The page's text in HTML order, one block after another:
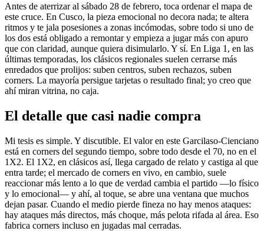
Antes de aterrizar al sábado 28 de febrero, toca ordenar el mapa de
este cruce. En Cusco, la pieza emocional no decora nada; te altera
ritmos y te jala posesiones a zonas incómodas, sobre todo si uno de
los dos está obligado a remontar y empieza a jugar más con apuro
que con claridad, aunque quiera disimularlo. Y sí. En Liga 1, en las
últimas temporadas, los clásicos regionales suelen cerrarse más
enredados que prolijos: suben centros, suben rechazos, suben
corners. La mayoría persigue tarjetas o resultado final; yo creo que
ahí miran vitrina, no caja.
El detalle que casi nadie compra
Mi tesis es simple. Y discutible. El valor en este Garcilaso-Cienciano
está en corners del segundo tiempo, sobre todo desde el 70, no en el
1X2. El 1X2, en clásicos así, llega cargado de relato y castiga al que
entra tarde; el mercado de corners en vivo, en cambio, suele
reaccionar más lento a lo que de verdad cambia el partido —lo físico
y lo emocional— y ahí, al toque, se abre una ventana que muchos
dejan pasar. Cuando el medio pierde fineza no hay menos ataques:
hay ataques más directos, más choque, más pelota rifada al área. Eso
fabrica corners incluso en jugadas mal cerradas.